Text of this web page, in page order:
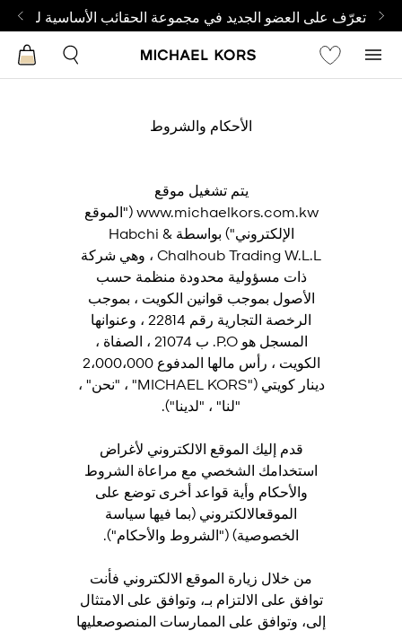
تعرّف على العضو الجديد في مجموعة الحقائب الأساسية لدينا |
الأحكام والشروط
يتم تشغيل موقع
www.michaelkors.com.kw ("الموقع
الإلكتروني") بواسطة Habchi &
Chalhoub Trading W.L.L ، وهي شركة
ذات مسؤولية محدودة منظمة حسب
الأصول بموجب قوانين الكويت ، بموجب
الرخصة التجارية رقم 22814 ، وعنوانها
المسجل هو P.O. ب 21074 ، الصفاة ،
الكويت ، رأس مالها المدفوع 2،000،000
دينار كويتي ("MICHAEL KORS" ، "نحن" ،
"لنا" ، "لدينا").
قدم إليك الموقع الالكتروني لأغراض
استخدامك الشخصي مع مراعاة الشروط
والأحكام وأية قواعد أخرى توضع على
الموقعالالكتروني (بما فيها سياسة
الخصوصية) ("الشروط والأحكام").
من خلال زيارة الموقع الالكتروني فأنت
توافق على الالتزام بـ، وتوافق على الامتثال
إلى، وتوافق على الممارسات المنصوصعليها